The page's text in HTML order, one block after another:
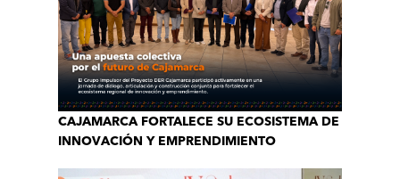
CAJAMARCA FORTALECE SU ECOSISTEMA DE
INNOVACIÓN Y EMPRENDIMIENTO